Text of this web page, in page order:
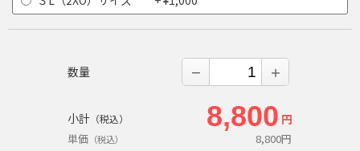
数量 － ＋
小計 （税込） 8,800 円
単価 （税込） 8,800円